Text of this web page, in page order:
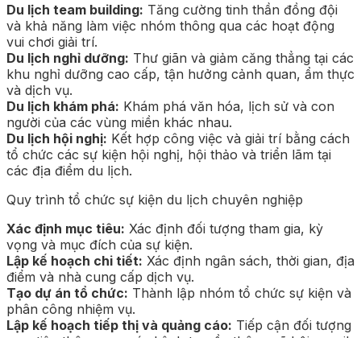
Du lịch team building: Tăng cường tinh thần đồng đội
và khả năng làm việc nhóm thông qua các hoạt động
vui chơi giải trí.
Du lịch nghỉ dưỡng: Thư giãn và giảm căng thẳng tại các
khu nghỉ dưỡng cao cấp, tận hưởng cảnh quan, ẩm thực
và dịch vụ.
Du lịch khám phá: Khám phá văn hóa, lịch sử và con
người của các vùng miền khác nhau.
Du lịch hội nghị: Kết hợp công việc và giải trí bằng cách
tổ chức các sự kiện hội nghị, hội thảo và triển lãm tại
các địa điểm du lịch.
Quy trình tổ chức sự kiện du lịch chuyên nghiệp
Xác định mục tiêu: Xác định đối tượng tham gia, kỳ
vọng và mục đích của sự kiện.
Lập kế hoạch chi tiết: Xác định ngân sách, thời gian, địa
điểm và nhà cung cấp dịch vụ.
Tạo dự án tổ chức: Thành lập nhóm tổ chức sự kiện và
phân công nhiệm vụ.
Lập kế hoạch tiếp thị và quảng cáo: Tiếp cận đối tượng